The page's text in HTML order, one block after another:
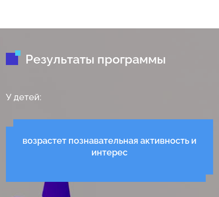
Результаты программы
У детей:
возрастет познавательная активность и
интерес